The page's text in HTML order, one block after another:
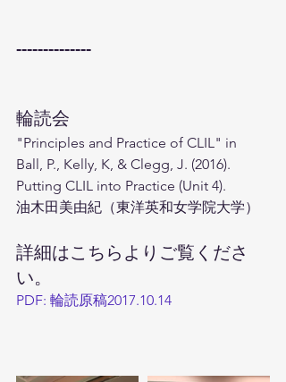
--------------
輪読会
"Principles and Practice of CLIL" in
Ball, P., Kelly, K, & Clegg, J. (2016).
Putting CLIL into Practice (Unit 4).
油木田美由紀（東洋英和女学院大学）
詳細はこちらよりご覧くださ
い。
PDF: 輪読原稿2017.10.14